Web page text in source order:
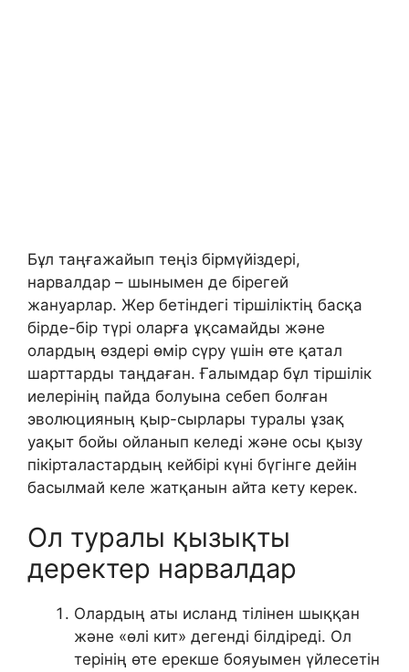
Бұл таңғажайып теңіз бірмүйіздері,
нарвалдар – шынымен де бірегей
жануарлар. Жер бетіндегі тіршіліктің басқа
бірде-бір түрі оларға ұқсамайды және
олардың өздері өмір сүру үшін өте қатал
шарттарды таңдаған. Ғалымдар бұл тіршілік
иелерінің пайда болуына себеп болған
эволюцияның қыр-сырлары туралы ұзақ
уақыт бойы ойланып келеді және осы қызу
пікірталастардың кейбірі күні бүгінге дейін
басылмай келе жатқанын айта кету керек.
Ол туралы қызықты
деректер нарвалдар
Олардың аты исланд тілінен шыққан
және «өлі кит» дегенді білдіреді. Ол
терінің өте ерекше бояуымен үйлесетін